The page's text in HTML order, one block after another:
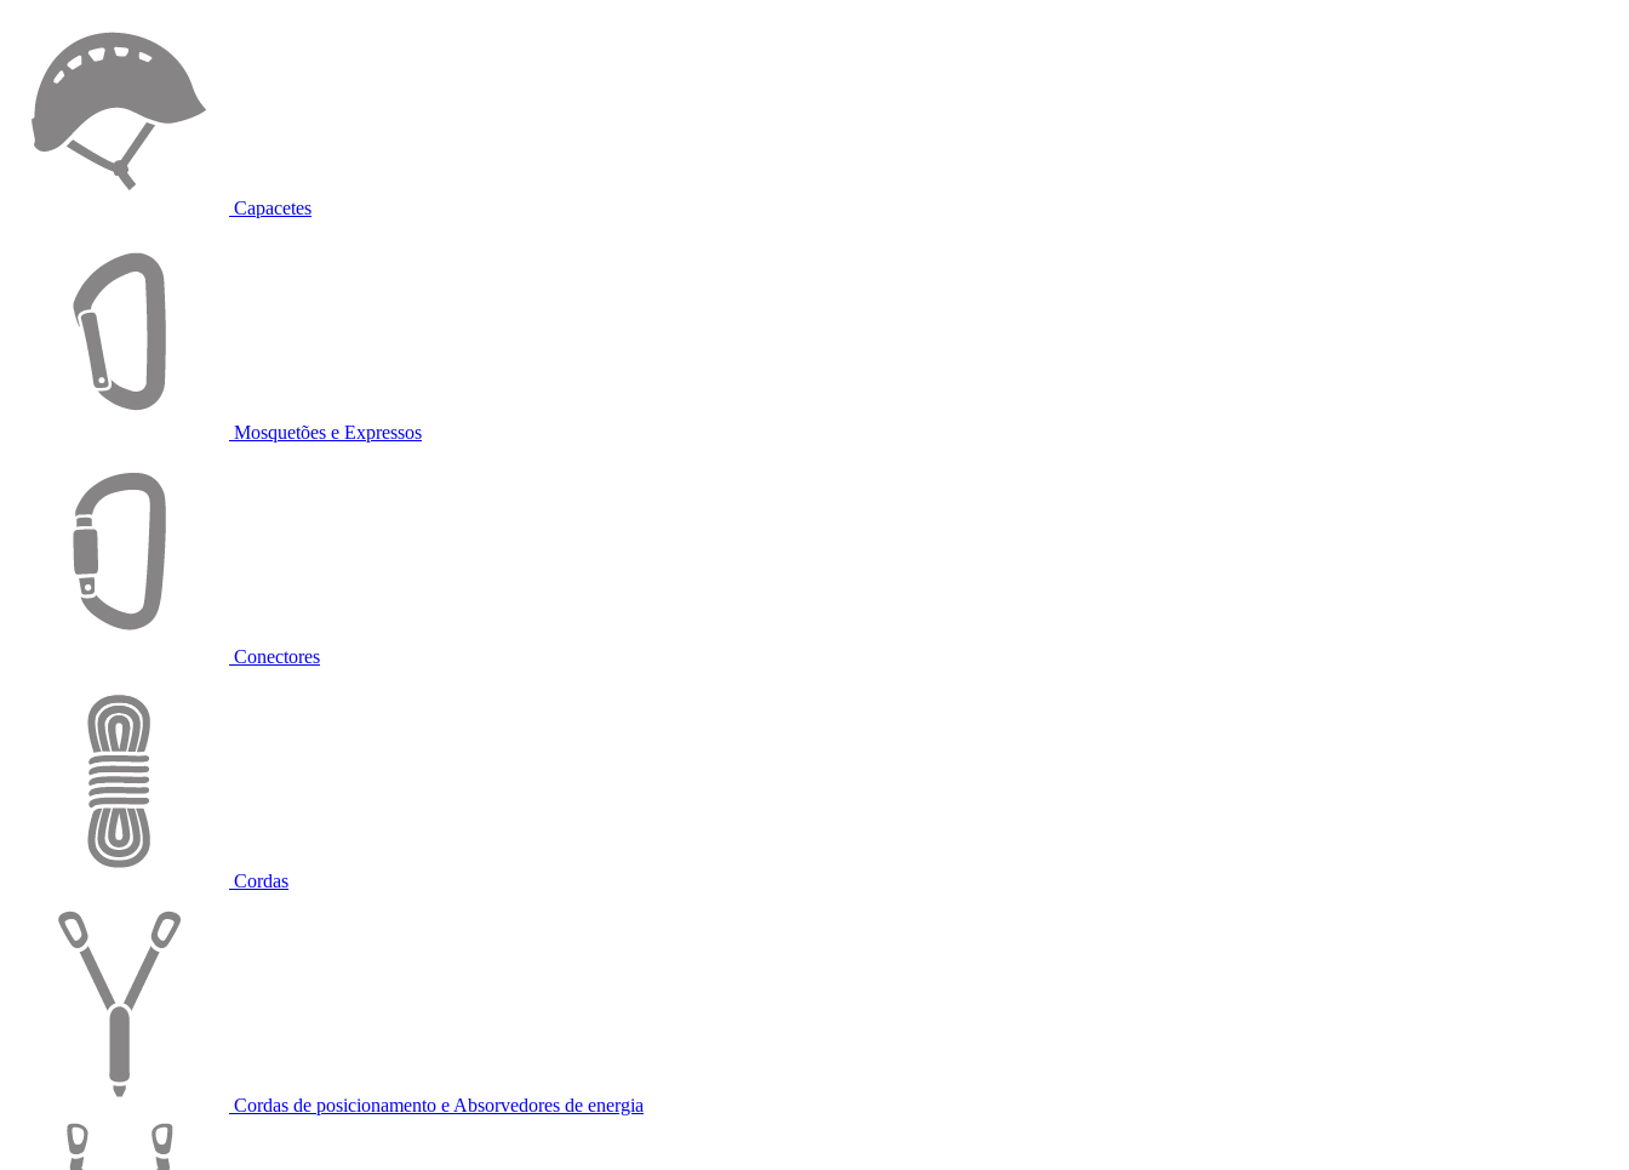
Capacetes
Mosquetões e Expressos
Conectores
Cordas
Cordas de posicionamento e Absorvedores de energia